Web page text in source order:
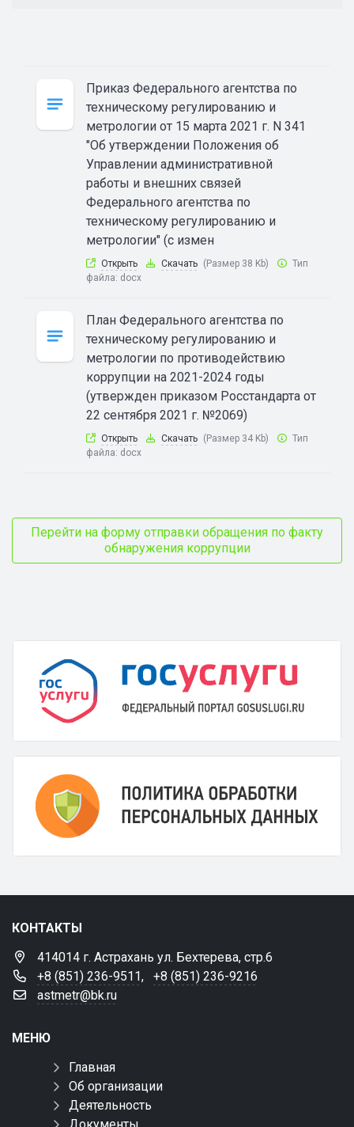
Приказ Федерального агентства по
техническому регулированию и
метрологии от 15 марта 2021 г. N 341
"Об утверждении Положения об
Управлении административной
работы и внешних связей
Федерального агентства по
техническому регулированию и
метрологии" (с измен
Открыть Скачать (Размер 38 Kb)
Тип
файла: docx
План Федерального агентства по
техническому регулированию и
метрологии по противодействию
коррупции на 2021-2024 годы
(утвержден приказом Росстандарта от
22 сентября 2021 г. №2069)
Открыть Скачать (Размер 34 Kb)
Тип
файла: docx
Перейти на форму отправки обращения по факту
обнаружения коррупции
КОНТАКТЫ
414014 г. Астрахань ул. Бехтерева, стр.6
+8 (851) 236-9511,
+8 (851) 236-9216
astmetr@bk.ru
МЕНЮ
Главная
Об организации
Деятельность